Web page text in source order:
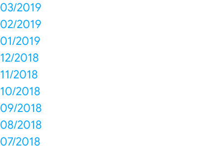
03/2019
02/2019
01/2019
12/2018
11/2018
10/2018
09/2018
08/2018
07/2018